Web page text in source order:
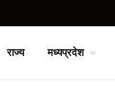
राज्य मध्यप्रदेश